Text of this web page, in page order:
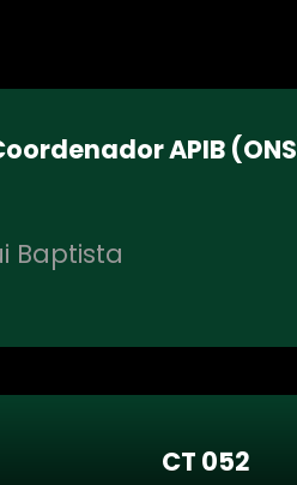
APIB (ONS
Baptista
CT 052